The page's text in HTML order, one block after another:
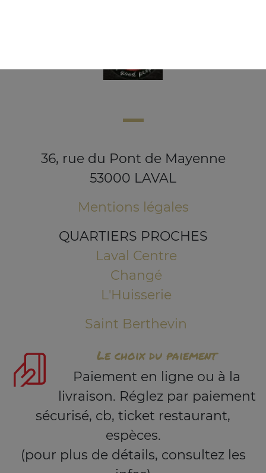
36, rue du Pont de Mayenne
53000 LAVAL
Mentions légales
QUARTIERS PROCHES
Laval Centre
Changé
L'Huisserie
Saint Berthevin
Le choix du paiement
Paiement en ligne ou à la
livraison. Réglez par paiement
sécurisé, cb, ticket restaurant,
espèces.
(pour plus de détails, consultez les